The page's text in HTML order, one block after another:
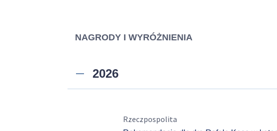
NAGRODY I WYRÓŻNIENIA
2026
Rzeczpospolita